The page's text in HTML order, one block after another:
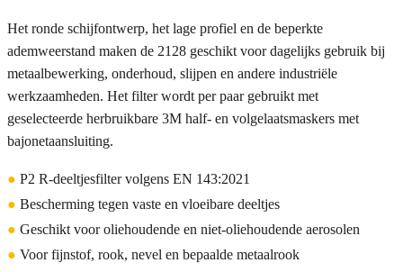
Het ronde schijfontwerp, het lage profiel en de beperkte
ademweerstand maken de 2128 geschikt voor dagelijks gebruik bij
metaalbewerking, onderhoud, slijpen en andere industriële
werkzaamheden. Het filter wordt per paar gebruikt met
geselecteerde herbruikbare 3M half- en volgelaatsmaskers met
bajonetaansluiting.
● P2 R-deeltjesfilter volgens EN 143:2021
● Bescherming tegen vaste en vloeibare deeltjes
● Geschikt voor oliehoudende en niet-oliehoudende aerosolen
● Voor fijnstof, rook, nevel en bepaalde metaalrook